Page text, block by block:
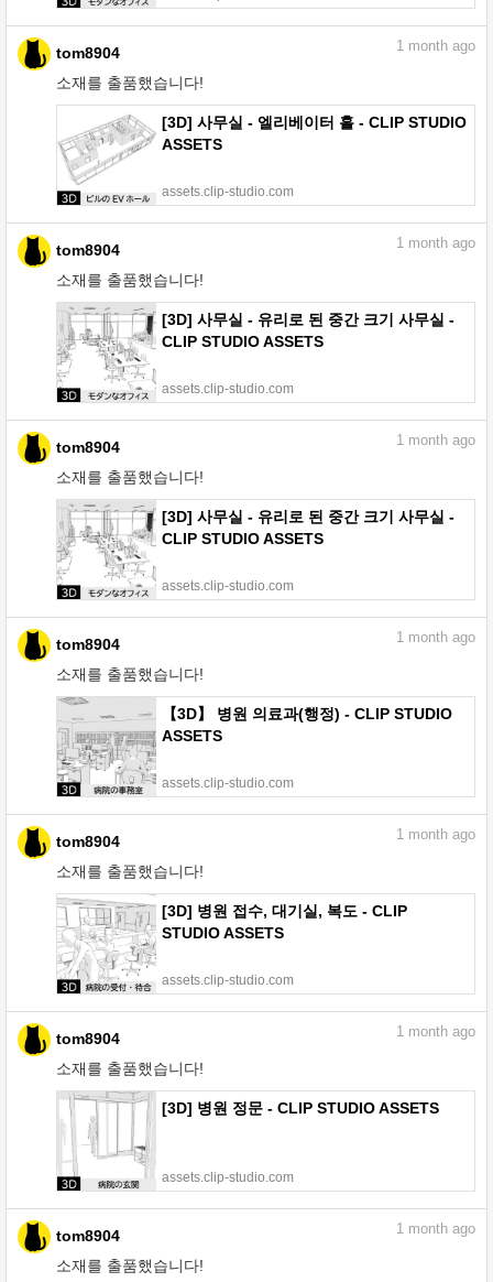
tom8904
소재를 출품했습니다!
1 month ago
[3D] 사무실 - 엘리베이터 홀 - CLIP STUDIO
ASSETS
assets.clip-studio.com
tom8904
소재를 출품했습니다!
1 month ago
[3D] 사무실 - 유리로 된 중간 크기 사무실 -
CLIP STUDIO ASSETS
assets.clip-studio.com
tom8904
소재를 출품했습니다!
1 month ago
[3D] 사무실 - 유리로 된 중간 크기 사무실 -
CLIP STUDIO ASSETS
assets.clip-studio.com
tom8904
소재를 출품했습니다!
1 month ago
【3D】 병원 의료과(행정) - CLIP STUDIO
ASSETS
assets.clip-studio.com
tom8904
소재를 출품했습니다!
1 month ago
[3D] 병원 접수, 대기실, 복도 - CLIP
STUDIO ASSETS
assets.clip-studio.com
tom8904
소재를 출품했습니다!
1 month ago
[3D] 병원 정문 - CLIP STUDIO ASSETS
assets.clip-studio.com
tom8904
소재를 출품했습니다!
1 month ago